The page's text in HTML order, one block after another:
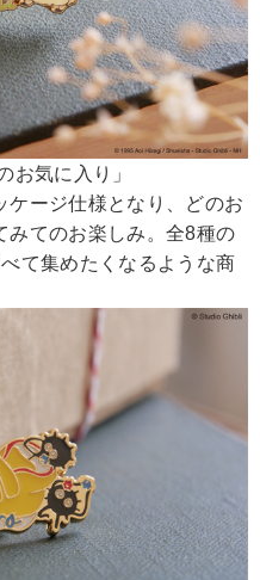
お気に入り」
ケージ仕様となり、どのお
みてのお楽しみ。全8種の
て集めたくなるような商